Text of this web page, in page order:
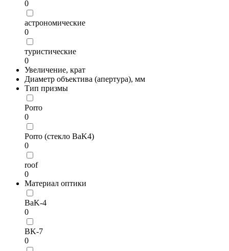
0
астрономические
0
туристические
0
Увеличение, крат
Диаметр объектива (апертура), мм
Тип призмы
Porro
0
Porro (стекло BaK4)
0
roof
0
Материал оптики
BaK-4
0
BK-7
0